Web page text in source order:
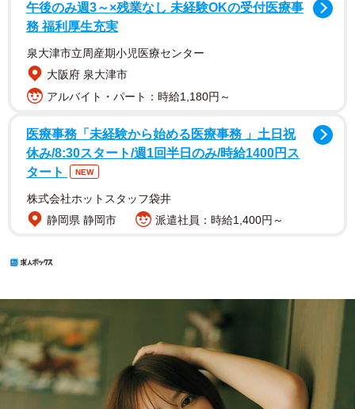
午後のみ週3～×残業なし 未経験OKの受付医療事
務 福利厚生充実
泉大津市立周産期小児医療センター
大阪府 泉大津市
アルバイト・パート：時給1,180円～
医療事務「未経験から始める医療事務 」土日祝
休み/8:30スタート/週1回半日のみ/時給1400円ス
タート
NEW
株式会社ホットスタッフ袋井
静岡県 静岡市
派遣社員：時給1,400円～